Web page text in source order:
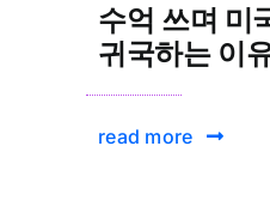
수억 쓰며 미
귀국하는 이
read more